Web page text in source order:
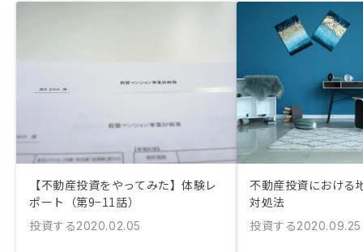
【不動産投資をやってみた】体験レ
ポート（第9−11話）
投資する2020.02.05
不動産投資における
対処法
投資する2020.09.25